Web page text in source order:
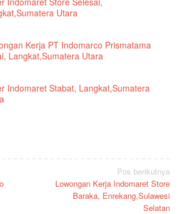
Utara
Kerja PT Indomarco Prismatama
Langkat,Sumatera Utara
Indomaret Stabat, Langkat,Sumatera
Pos berikutnya
Lowongan Kerja Indomaret Store
Baraka, Enrekang,Sulawesi
Selatan